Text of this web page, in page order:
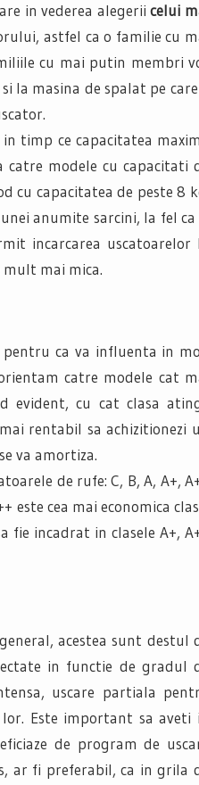
in vederea alegeriicelui
astfel ca o familie cu
cu mai putin membri
la masina de spalat pe
timp ce capacitatea
modele cu capacitati
cu capacitatea de peste 8
anumite sarcini, la fel ca
incarcarea uscatoarelor
mai mica.
pentru ca va influenta in
catre modele cat
evident, cu cat clasa
rentabil sa achizitionezi
va amortiza.
de rufe: C, B, A, A+,
este cea mai economica
fie incadrat in clasele A+,
acestea sunt destul
in functie de gradul
uscare partiala
Este important sa aveti
de program de
ar fi preferabil, ca in grila